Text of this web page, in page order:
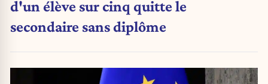
d'un élève sur cinq quitte le
secondaire sans diplôme